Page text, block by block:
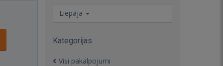
Liepāja
Kategorijas
Visi pakalpojumi